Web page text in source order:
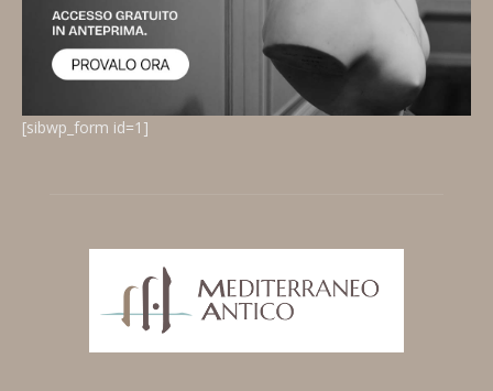
[sibwp_form id=1]